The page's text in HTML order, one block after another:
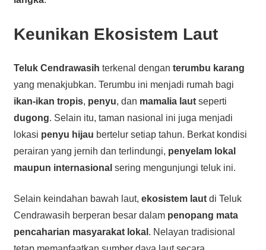
Keunikan Ekosistem Laut
Teluk Cendrawasih terkenal dengan terumbu karang
yang menakjubkan. Terumbu ini menjadi rumah bagi
ikan-ikan tropis, penyu, dan mamalia lautseperti
dugong. Selain itu, taman nasional ini juga menjadi
lokasi penyu hijau bertelur setiap tahun. Berkat kondisi
perairan yang jernih dan terlindungi, penyelam lokal
maupun internasional sering mengunjungi teluk ini.
Selain keindahan bawah laut, ekosistem lautdi Teluk
Cendrawasih berperan besar dalam penopang mata
pencaharian masyarakat lokal . Nelayan tradisional